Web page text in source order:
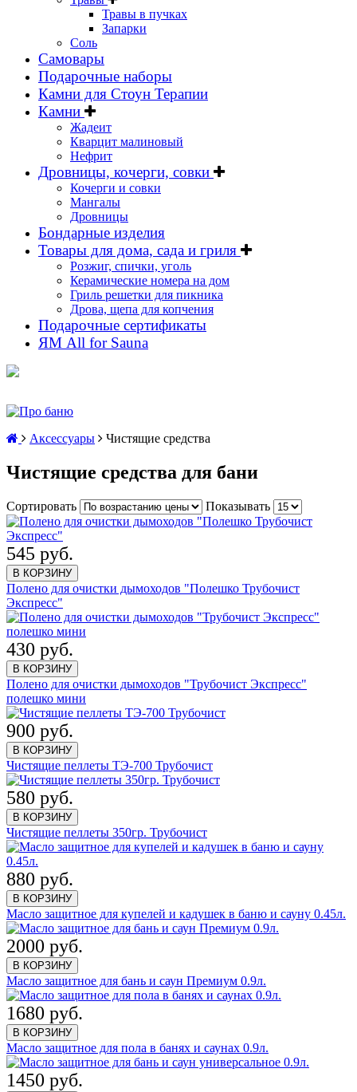
Травы в пучках
Запарки
Соль
Самовары
Подарочные наборы
Камни для Стоун Терапии
Камни
Жадеит
Кварцит малиновый
Нефрит
Дровницы, кочерги, совки
Кочерги и совки
Мангалы
Дровницы
Бондарные изделия
Товары для дома, сада и гриля
Розжиг, спички, уголь
Керамические номера на дом
Гриль решетки для пикника
Дрова, щепа для копчения
Подарочные сертификаты
ЯМ All for Sauna
Аксессуары Чистящие средства
Чистящие средства для бани
Сортировать Показывать
545 руб.
В КОРЗИНУ
Полено для очистки дымоходов "Полешко Трубочист
Экспресс"
430 руб.
В КОРЗИНУ
Полено для очистки дымоходов "Трубочист Экспресс"
полешко мини
900 руб.
В КОРЗИНУ
Чистящие пеллеты ТЭ-700 Трубочист
580 руб.
В КОРЗИНУ
Чистящие пеллеты 350гр. Трубочист
880 руб.
В КОРЗИНУ
Масло защитное для купелей и кадушек в баню и сауну 0.45л.
2000 руб.
В КОРЗИНУ
Масло защитное для бань и саун Премиум 0.9л.
1680 руб.
В КОРЗИНУ
Масло защитное для пола в банях и саунах 0.9л.
1450 руб.